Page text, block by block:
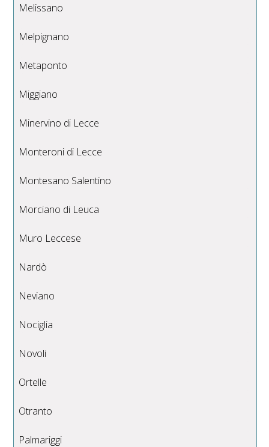
Melissano
Melpignano
Metaponto
Miggiano
Minervino di Lecce
Monteroni di Lecce
Montesano Salentino
Morciano di Leuca
Muro Leccese
Nardò
Neviano
Nociglia
Novoli
Ortelle
Otranto
Palmariggi